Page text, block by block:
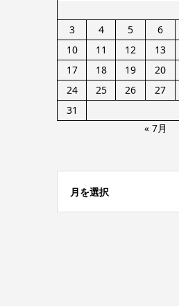
3
4 5 6
10
11 12 13
17
18 19 20
24
25 26 27
31
« 7月
月を選択